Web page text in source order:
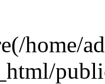
home/